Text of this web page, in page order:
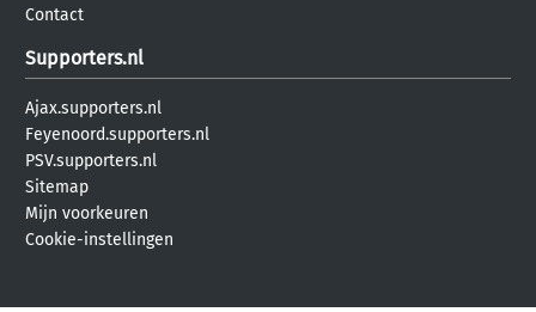
Contact
Supporters.nl
Ajax.supporters.nl
Feyenoord.supporters.nl
PSV.supporters.nl
Sitemap
Mijn voorkeuren
Cookie-instellingen